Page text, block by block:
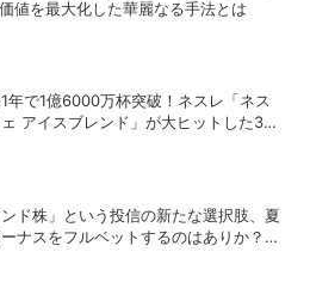
値を最大化した華麗なる手法とは
年で1億6000万杯突破！ネスレ「ネス
アイスブレンド」が大ヒットした3つ
ンド株」という投信の新たな選択肢、夏
ナスをフルベットするのはありか？な